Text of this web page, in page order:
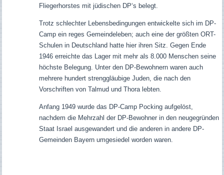
Fliegerhorstes mit jüdischen DP‘s belegt.
Trotz schlechter Lebensbedingungen entwickelte sich im DP-
Camp ein reges Gemeindeleben; auch eine der größten ORT-
Schulen in Deutschland hatte hier ihren Sitz. Gegen Ende
1946 erreichte das Lager mit mehr als 8.000 Menschen seine
höchste Belegung. Unter den DP-Bewohnern waren auch
mehrere hundert strenggläubige Juden, die nach den
Vorschriften von Talmud und Thora lebten.
Anfang 1949 wurde das DP-Camp Pocking aufgelöst,
nachdem die Mehrzahl der DP-Bewohner in den neugegründen
Staat Israel ausgewandert und die anderen in andere DP-
Gemeinden Bayern umgesiedel worden waren.